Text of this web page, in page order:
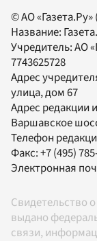
© АО
Название:
Учредитель:АО
7743625728
Адрес
улица, дом 67
Адрес редакции
Варшавское
Телефон
Факс:+7 (495)
Электронная
Свидетельство
выдано
связи,